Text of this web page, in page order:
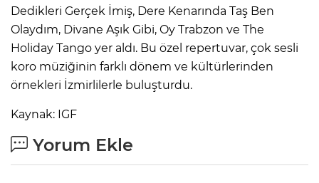
Dedikleri Gerçek İmiş, Dere Kenarında Taş Ben
Olaydım, Divane Aşık Gibi, Oy Trabzon ve The
Holiday Tango yer aldı. Bu özel repertuvar, çok sesli
koro müziğinin farklı dönem ve kültürlerinden
örnekleri İzmirlilerle buluşturdu.
Kaynak: IGF
Yorum Ekle